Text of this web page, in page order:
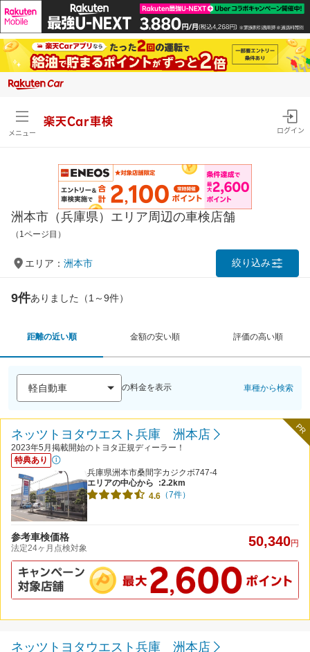
メニュー
楽天Car車検
ログイン
洲本市（兵庫県）エリア周辺の車検店舗
（1ページ目）
エリア： 洲本市 絞り込み
9件ありました（1～9件）
距離の近い順 金額の安い順 評価の高い順
の料金を表示 車種から検索
PR
ネッツトヨタウエスト兵庫 洲本店
2023年5月掲載開始のトヨタ正規ディーラー！
特典あり
兵庫県洲本市桑間字カジクボ747-4
エリアの中心から
:2.2km
4.6 （7件）
参考車検価格
法定24ヶ月点検対象 50,340円
ネッツトヨタウエスト兵庫 洲本店